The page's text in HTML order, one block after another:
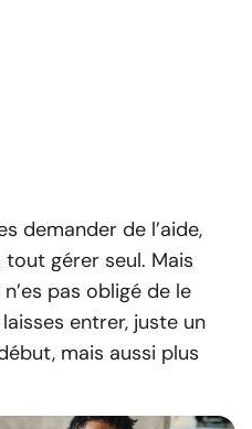
demander de l’aide,
gérer seul. Mais
pas obligé de le
entrer, juste un
mais aussi plus